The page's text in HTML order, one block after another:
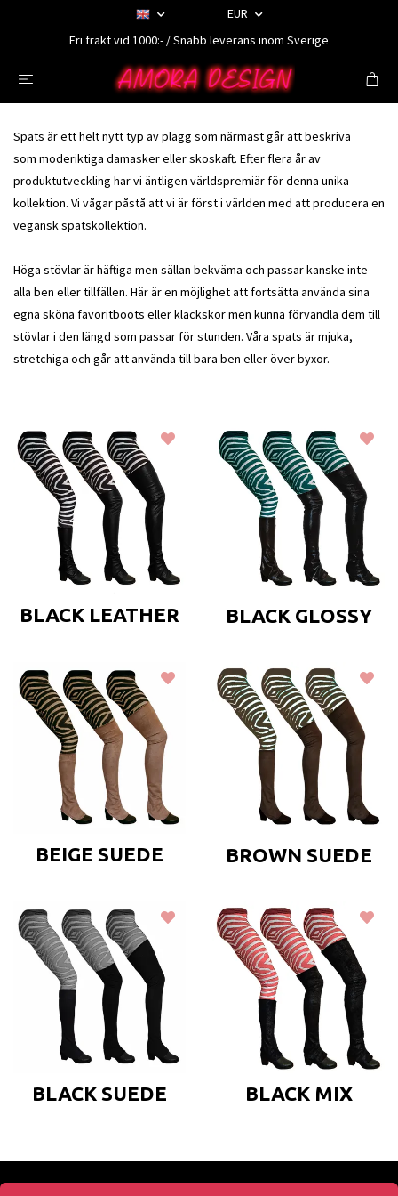
EUR
Fri frakt vid 1000:- / Snabb leverans inom Sverige
Spats är ett helt nytt typ av plagg som närmast går att beskriva
som moderiktiga damasker eller skoskaft. Efter flera år av
produktutveckling har vi äntligen världspremiär för denna unika
kollektion. Vi vågar påstå att vi är först i världen med att producera en
vegansk spatskollektion.
Höga stövlar är häftiga men sällan bekväma och passar kanske inte
alla ben eller tillfällen. Här är en möjlighet att fortsätta använda sina
egna sköna favoritboots eller klackskor men kunna förvandla dem till
stövlar i den längd som passar för stunden. Våra spats är mjuka,
stretchiga och går att använda till bara ben eller över byxor.
BLACK LEATHER BLACK GLOSSY
BEIGE SUEDE BROWN SUEDE
BLACK SUEDE BLACK MIX